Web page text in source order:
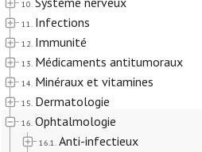
10.
11. Infections
12. Immunité
13. Médicaments antitumoraux
14. Minéraux et vitamines
15. Dermatologie
16. Ophtalmologie
16.1. Anti-infectieux